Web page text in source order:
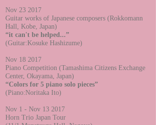
Nov 23 2017
Guitar works of Japanese composers (Rokkomann
Hall, Kobe, Japan)
“it can't be helped...”
(Guitar:Kosuke Hashizume)
Nov 18 2017
Piano Competition (Tamashima Citizens Exchange
Center, Okayama, Japan)
“Colors for 5 piano solo pieces”
(Piano:Noritaka Ito)
Nov 1 - Nov 13 2017
Horn Trio Japan Tour